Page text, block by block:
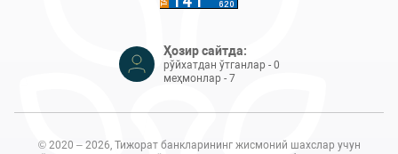
Ҳозир сайтда:
рўйхатдан ўтганлар - 0
меҳмонлар - 7
© 2020 – 2026, Тижорат банкларининг жисмоний шахслар учун